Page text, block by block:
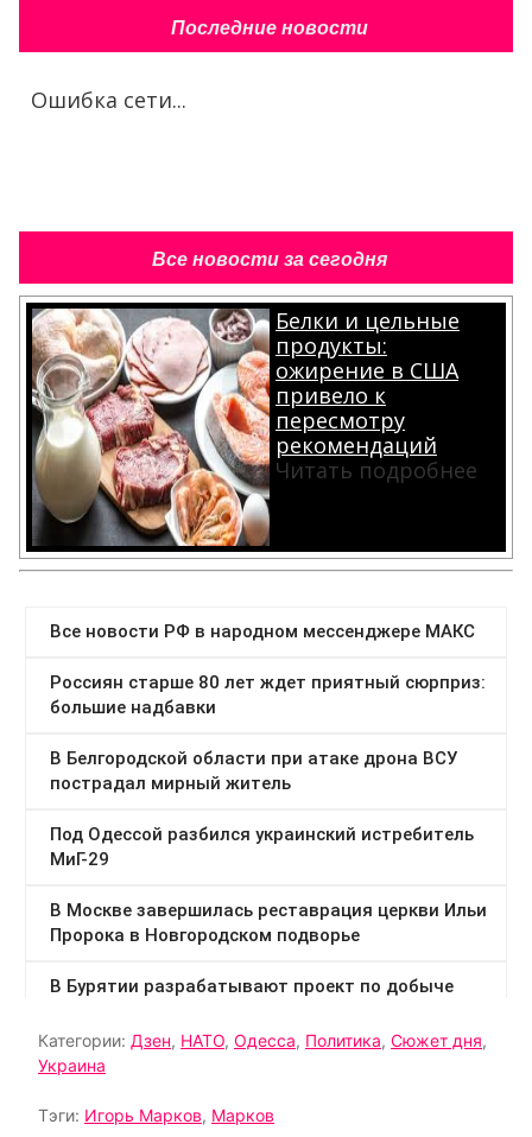
Последние новости
Ошибка сети...
Все новости за сегодня
Белки и цельные
продукты:
ожирение в США
привело к
пересмотру
рекомендаций
Читать подробнее
Категории: Дзен, НАТО, Одесса, Политика, Сюжет дня,
Украина
Тэги: Игорь Марков, Марков